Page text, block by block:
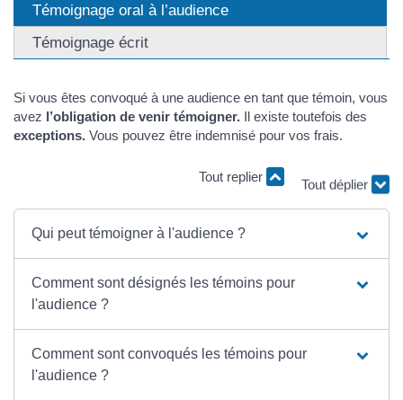
Témoignage oral à l’audience
Témoignage écrit
Si vous êtes convoqué à une audience en tant que témoin, vous
avez l’obligation de venir témoigner. Il existe toutefois des
exceptions. Vous pouvez être indemnisé pour vos frais.
Tout replier
Tout déplier
Qui peut témoigner à l'audience ?
Comment sont désignés les témoins pour
l'audience ?
Comment sont convoqués les témoins pour
l'audience ?